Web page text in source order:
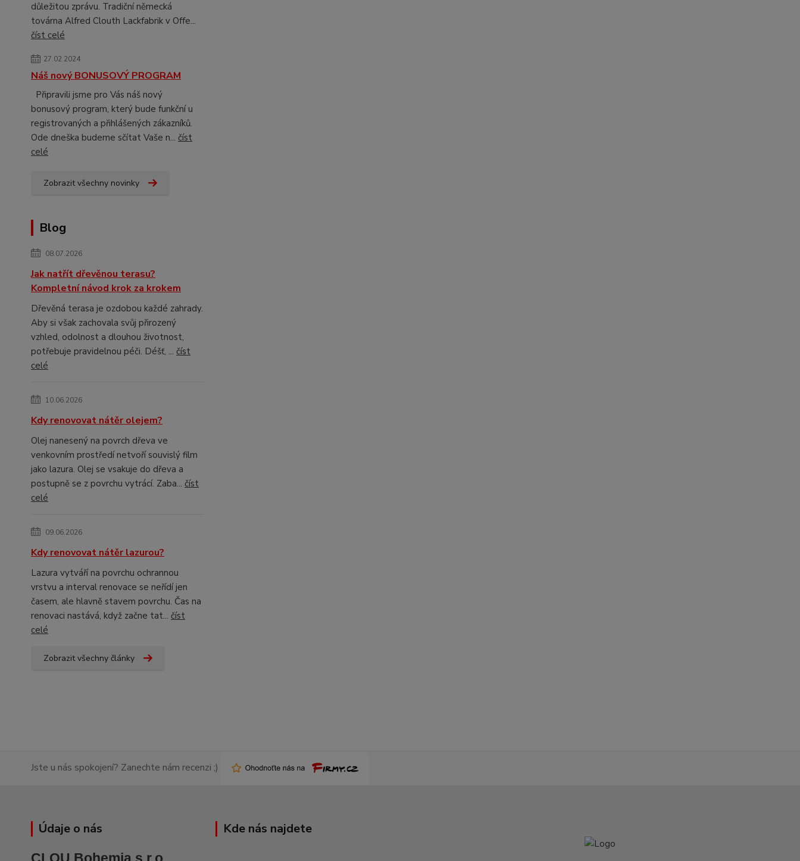
důležitou zprávu. Tradiční německá
továrna Alfred Clouth Lackfabrik v Offe...
číst celé
27.02.2024
Náš nový BONUSOVÝ PROGRAM
Připravili jsme pro Vás náš nový
bonusový program, který bude funkční u
registrovaných a přihlášených zákazníků.
Ode dneška budeme sčítat Vaše n... číst
celé
Zobrazit všechny novinky
Blog
08.07.2026
Jak natřít dřevěnou terasu?
Kompletní návod krok za krokem
Dřevěná terasa je ozdobou každé zahrady.
Aby si však zachovala svůj přirozený
vzhled, odolnost a dlouhou životnost,
potřebuje pravidelnou péči. Déšť, ... číst
celé
10.06.2026
Kdy renovovat nátěr olejem?
Olej nanesený na povrch dřeva ve
venkovním prostředí netvoří souvislý film
jako lazura. Olej se vsakuje do dřeva a
postupně se z povrchu vytrácí. Zaba... číst
celé
09.06.2026
Kdy renovovat nátěr lazurou?
Lazura vytváří na povrchu ochrannou
vrstvu a interval renovace se neřídí jen
časem, ale hlavně stavem povrchu. Čas na
renovaci nastává, když začne tat... číst
celé
Zobrazit všechny články
Jste u nás spokojení? Zanechte nám recenzi ;)
Údaje o nás Kde nás najdete